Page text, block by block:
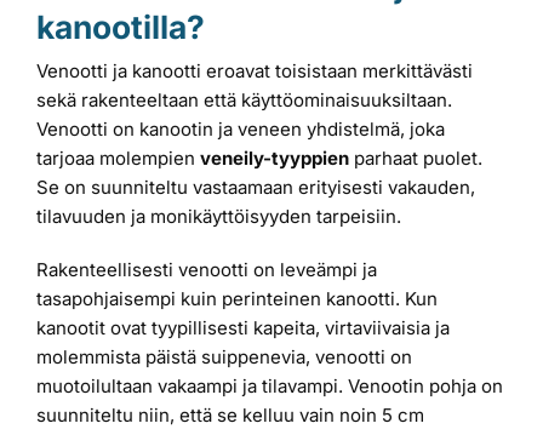
kanootilla?
Venootti ja kanootti eroavat toisistaan merkittävästi
sekä rakenteeltaan että käyttöominaisuuksiltaan.
Venootti on kanootin ja veneen yhdistelmä, joka
tarjoaa molempien veneily-tyyppien parhaat puolet.
Se on suunniteltu vastaamaan erityisesti vakauden,
tilavuuden ja monikäyttöisyyden tarpeisiin.
Rakenteellisesti venootti on leveämpi ja
tasapohjaisempi kuin perinteinen kanootti. Kun
kanootit ovat tyypillisesti kapeita, virtaviivaisia ja
molemmista päistä suippenevia, venootti on
muotoilultaan vakaampi ja tilavampi. Venootin pohja on
suunniteltu niin, että se kelluu vain noin 5 cm